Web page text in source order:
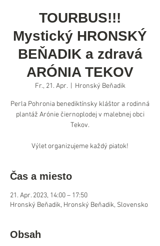
TOURBUS!!!
Mystický HRONSKÝ
BEŇADIK a zdravá
ARÓNIA TEKOV
Fr., 21. Apr.
  |
Hronský Beňadik
Perla Pohronia benediktínsky kláštor a rodinná
plantáž Arónie čiernoplodej v malebnej obci
Tekov.
Výlet organizujeme každý piatok!
Čas a miesto
21. Apr. 2023, 14:00 – 17:50
Hronský Beňadik, Hronský Beňadik, Slovensko
Obsah